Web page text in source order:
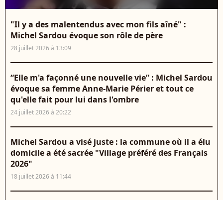
"Il y a des malentendus avec mon fils aîné" :
Michel Sardou évoque son rôle de père
28 juillet 2026 à 13:09
“Elle m'a façonné une nouvelle vie” : Michel Sardou
évoque sa femme Anne-Marie Périer et tout ce
qu'elle fait pour lui dans l'ombre
24 juillet 2026 à 20:22
Michel Sardou a visé juste : la commune où il a élu
domicile a été sacrée "Village préféré des Français
2026"
18 juillet 2026 à 11:44